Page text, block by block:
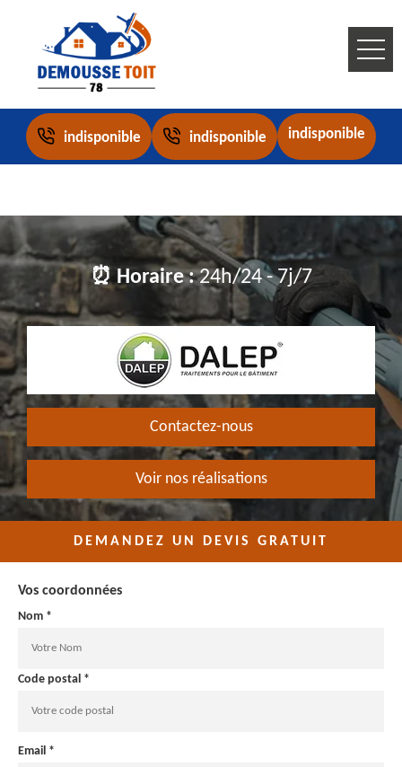
indisponible indisponible indisponible
⏰ Horaire :24h/24 - 7j/7
Contactez-nous
Voir nos réalisations
DEMANDEZ UN DEVIS GRATUIT
Vos coordonnées
Nom *
Code postal *
Email *